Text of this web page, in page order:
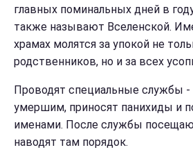
главных поминальных дней в
также называют Вселенской.
храмах молятся за упокой не
родственников, но и за всех
Проводят специальные службы -
умершим, приносят панихиды и
именами. После службы
наводят там порядок.